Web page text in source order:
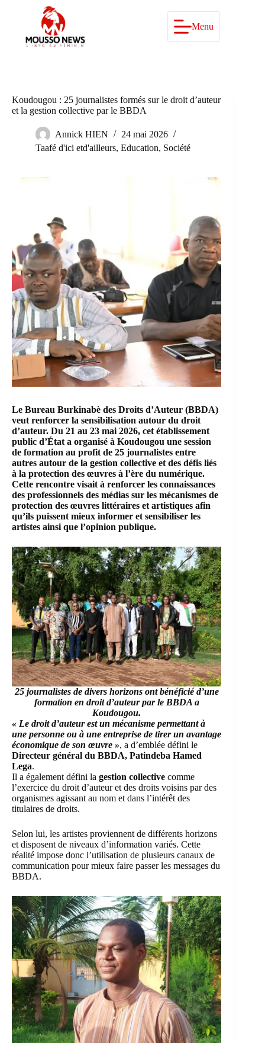
Menu
Koudougou : 25 journalistes formés sur le droit d’auteur
et la gestion collective par le BBDA
Annick HIEN
24 mai 2026
Taafé d'ici etd'ailleurs, Education, Société
Le Bureau Burkinabè des Droits d’Auteur (BBDA)
veut renforcer la sensibilisation autour du droit
d’auteur. Du 21 au 23 mai 2026, cet établissement
public d’État a organisé à Koudougou une session
de formation au profit de 25 journalistes entre
autres autour de la gestion collective et des défis liés
à la protection des œuvres à l’ère du numérique.
Cette rencontre visait à renforcer les connaissances
des professionnels des médias sur les mécanismes de
protection des œuvres littéraires et artistiques afin
qu’ils puissent mieux informer et sensibiliser les
artistes ainsi que l’opinion publique.
25 journalistes de divers horizons ont bénéficié d’une
formation en droit d’auteur par le BBDA a
Koudougou.
« Le droit d’auteur est un mécanisme permettant à
une personne ou à une entreprise de tirer un avantage
économique de son œuvre », a d’emblée défini le
Directeur général du BBDA, Patindeba Hamed
Lega.
Il a également défini la gestion collective comme
l’exercice du droit d’auteur et des droits voisins par des
organismes agissant au nom et dans l’intérêt des
titulaires de droits.
Selon lui, les artistes proviennent de différents horizons
et disposent de niveaux d’information variés. Cette
réalité impose donc l’utilisation de plusieurs canaux de
communication pour mieux faire passer les messages du
BBDA.